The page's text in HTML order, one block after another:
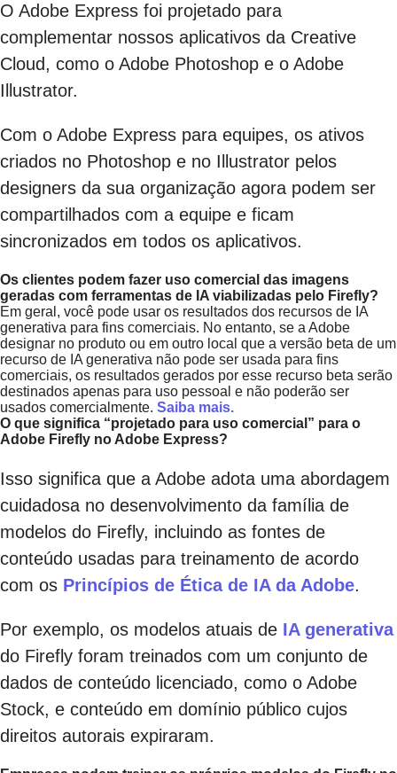
O Adobe Express foi projetado para
complementar nossos aplicativos da Creative
Cloud, como o Adobe Photoshop e o Adobe
Illustrator.
Com o Adobe Express para equipes, os ativos
criados no Photoshop e no Illustrator pelos
designers da sua organização agora podem ser
compartilhados com a equipe e ficam
sincronizados em todos os aplicativos.
Os clientes podem fazer uso comercial das imagens
geradas com ferramentas de IA viabilizadas pelo Firefly?
Em geral, você pode usar os resultados dos recursos de IA
generativa para fins comerciais. No entanto, se a Adobe
designar no produto ou em outro local que a versão beta de um
recurso de IA generativa não pode ser usada para fins
comerciais, os resultados gerados por esse recurso beta serão
destinados apenas para uso pessoal e não poderão ser
usados comercialmente. Saiba mais.
O que significa “projetado para uso comercial” para o
Adobe Firefly no Adobe Express?
Isso significa que a Adobe adota uma abordagem
cuidadosa no desenvolvimento da família de
modelos do Firefly, incluindo as fontes de
conteúdo usadas para treinamento de acordo
com os Princípios de Ética de IA da Adobe.
Por exemplo, os modelos atuais de IA generativa
do Firefly foram treinados com um conjunto de
dados de conteúdo licenciado, como o Adobe
Stock, e conteúdo em domínio público cujos
direitos autorais expiraram.